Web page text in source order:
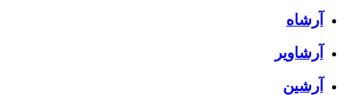
آرشاه
آرشاویر
آرشین